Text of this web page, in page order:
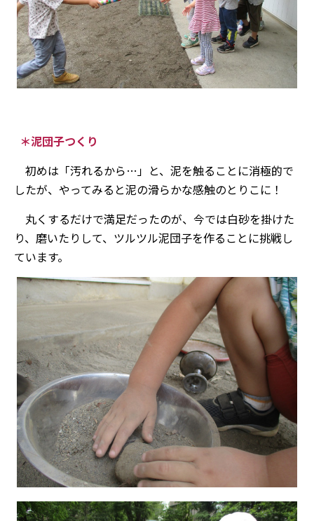
＊泥団子つくり
初めは「汚れるから…」と、泥を触ることに消極的で
したが、やってみると泥の滑らかな感触のとりこに！
丸くするだけで満足だったのが、今では白砂を掛けた
り、磨いたりして、ツルツル泥団子を作ることに挑戦し
ています。